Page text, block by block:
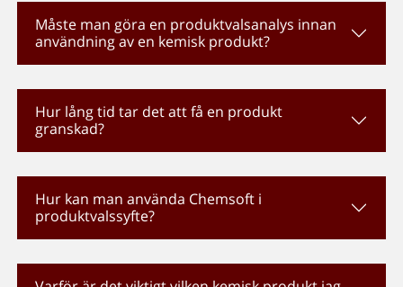
Måste man göra en produktvalsanalys innan
användning av en kemisk produkt?
Hur lång tid tar det att få en produkt
granskad?
Hur kan man använda Chemsoft i
produktvalssyfte?